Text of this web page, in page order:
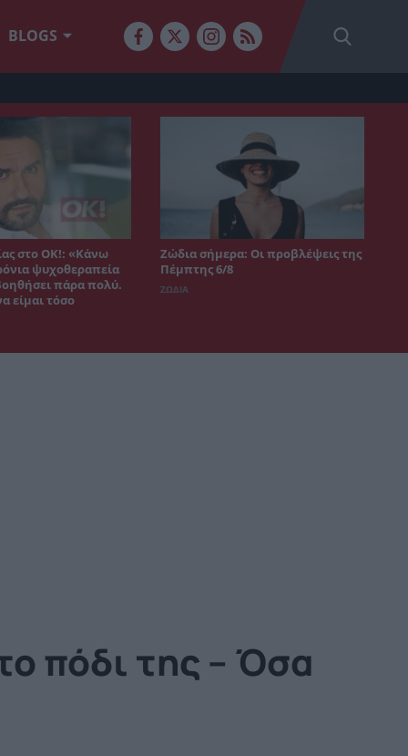
BLOGS
στο ΟΚ!: «Κάνω
ψυχοθεραπεία
πάρα πολύ.
είμαι τόσο
Ζώδια σήμερα: Οι προβλέψεις της
Πέμπτης 6/8
ΖΩΔΙΑ
πόδι της – Όσα